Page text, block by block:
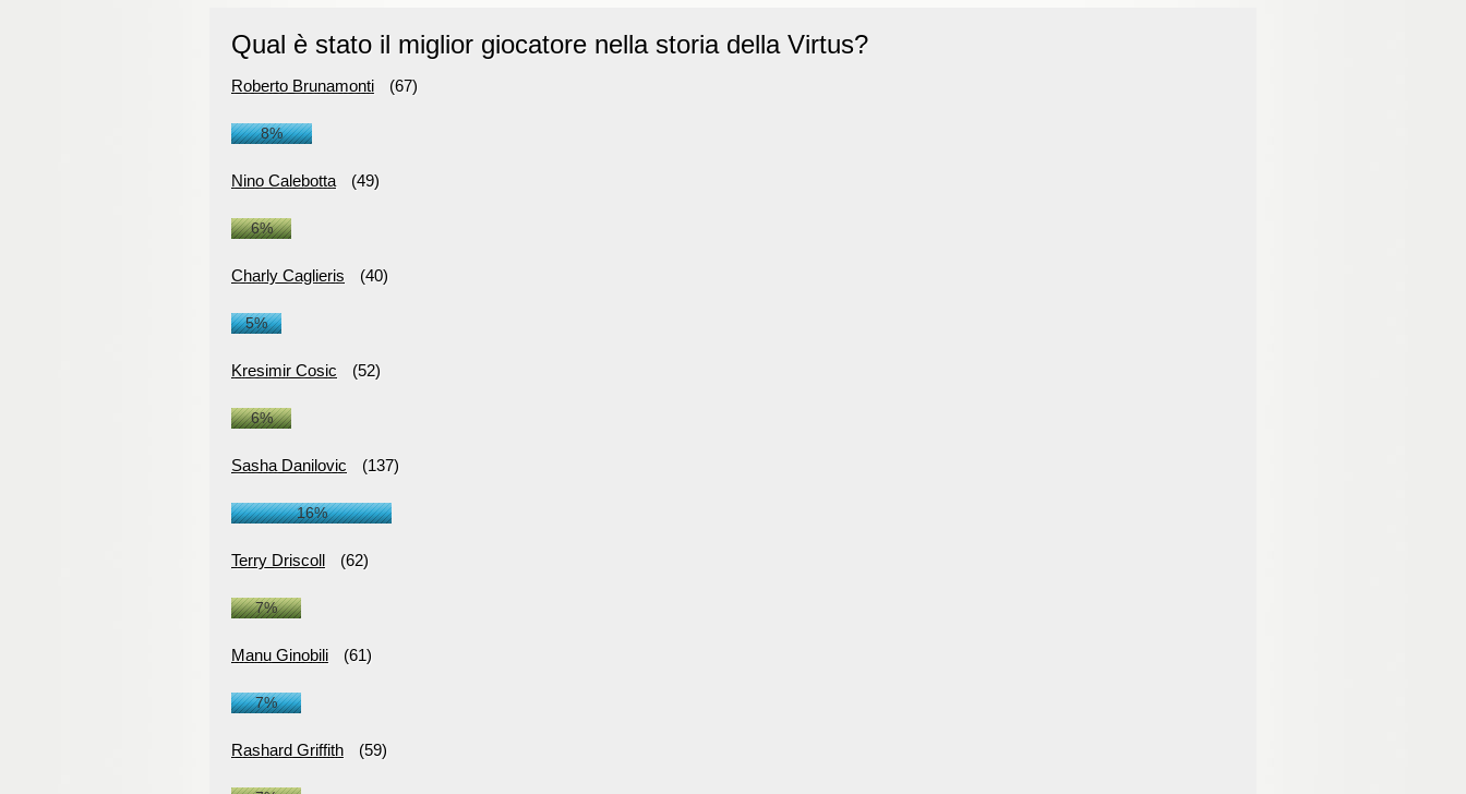
Qual è stato il miglior giocatore nella storia della Virtus?
Roberto Brunamonti (67)
8%
Nino Calebotta (49)
6%
Charly Caglieris (40)
5%
Kresimir Cosic (52)
6%
Sasha Danilovic (137)
16%
Terry Driscoll (62)
7%
Manu Ginobili (61)
7%
Rashard Griffith (59)